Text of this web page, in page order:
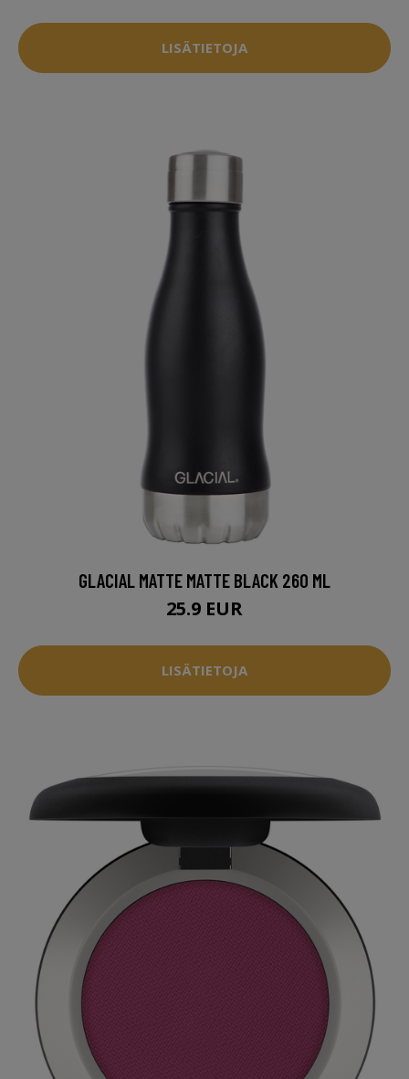
LISÄTIETOJA
GLACIAL MATTE MATTE BLACK 260 ML
25.9 EUR
LISÄTIETOJA